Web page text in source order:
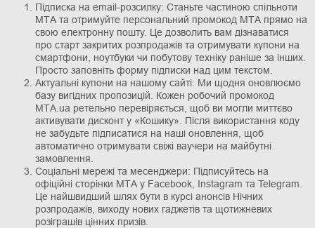
Підписка на email-розсилку: Станьте частиною спільноти
МТА та отримуйте персональний промокод МТА прямо на
свою електронну пошту. Це дозволить вам дізнаватися
про старт закритих розпродажів та отримувати купони на
смартфони, ноутбуки чи побутову техніку раніше за інших.
Просто заповніть форму підписки над цим текстом.
Актуальні купони на нашому сайті: Ми щодня оновлюємо
базу вигідних пропозицій. Кожен робочий промокод
МТА.ua ретельно перевіряється, щоб ви могли миттєво
активувати дисконт у «Кошику». Після використання коду
не забудьте підписатися на наші оновлення, щоб
автоматично отримувати свіжі ваучери на майбутні
замовлення.
Соціальні мережі та месенджери: Підписуйтесь на
офіційні сторінки МТА у Facebook, Instagram та Telegram.
Це найшвидший шлях бути в курсі анонсів Нічних
розпродажів, виходу нових гаджетів та щотижневих
розіграшів цінних призів.